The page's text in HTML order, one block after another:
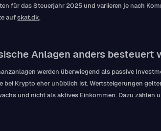
für das Steuerjahr 2025 und variieren je nach
aufskat.dk.
Anlagen anders besteuert
werden überwiegend als passive
bei Krypto eher unüblich ist. Wertsteigerungen
und nicht als aktives Einkommen. Dazu zählen